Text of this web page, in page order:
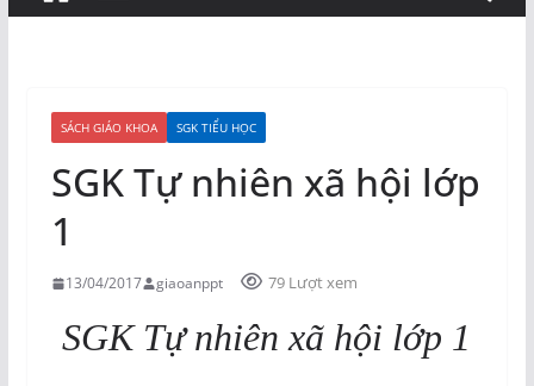
SÁCH GIÁO KHOA SGK TIỂU HỌC
SGK Tự nhiên xã hội lớp
1
13/04/2017 giaoanppt 79 Lượt xem
SGK Tự nhiên xã hội lớp 1